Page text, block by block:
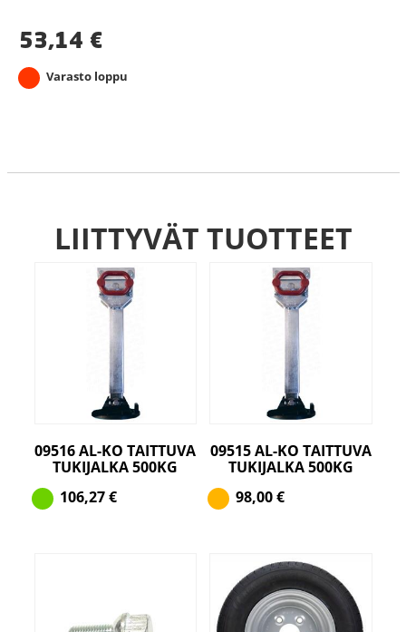
53,14 €
Varasto loppu
LIITTYVÄT TUOTTEET
09516 AL-KO TAITTUVA
TUKIJALKA 500KG
106,27€
09515 AL-KO TAITTUVA
TUKIJALKA 500KG
98,00€